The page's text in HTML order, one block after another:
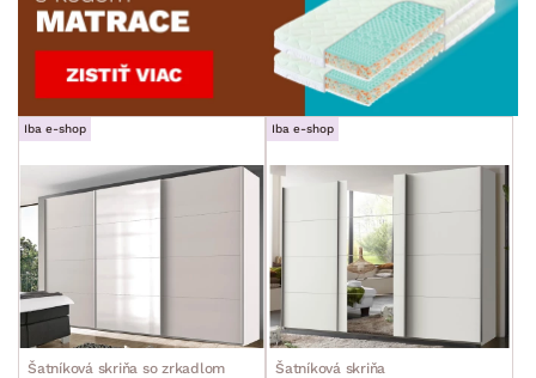
Iba e-shop
Šatníková skriňa so zrkadlom
Iba e-shop
Šatníková skriňa